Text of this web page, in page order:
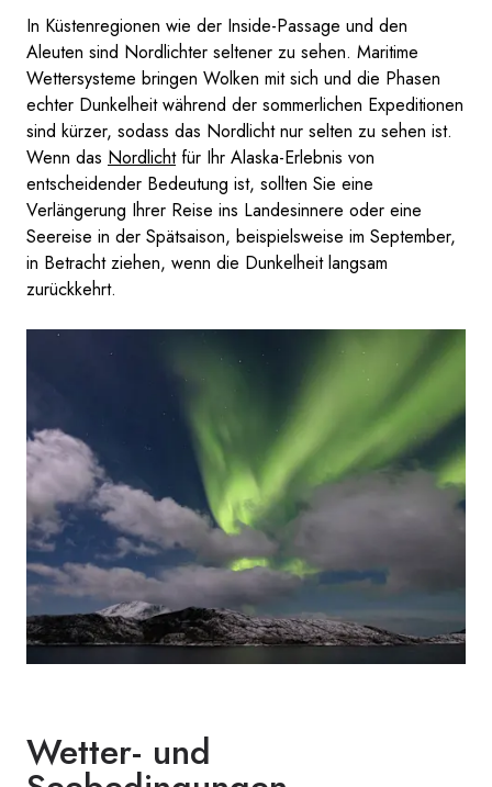
In Küstenregionen wie der Inside-Passage und den
Aleuten sind Nordlichter seltener zu sehen. Maritime
Wettersysteme bringen Wolken mit sich und die Phasen
echter Dunkelheit während der sommerlichen Expeditionen
sind kürzer, sodass das Nordlicht nur selten zu sehen ist.
Wenn das Nordlichtfür Ihr Alaska-Erlebnis von
entscheidender Bedeutung ist, sollten Sie eine
Verlängerung Ihrer Reise ins Landesinnere oder eine
Seereise in der Spätsaison, beispielsweise im September,
in Betracht ziehen, wenn die Dunkelheit langsam
zurückkehrt.
Wetter- und